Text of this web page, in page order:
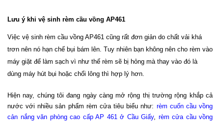
Lưu ý khi vệ sinh rèm cầu vồng AP461
Việc vệ sinh rèm cầu vồng AP461 cũng rất đơn giản do chất vải khá
trơn nên nó hạn chế bụi bám lên. Tuy nhiên bạn không nên cho rèm vào
máy giặt để làm sạch vì như thế rèm sẽ bị hỏng mà thay vào đó là
dùng máy hút bụi hoặc chổi lông thì hợp lý hơn.
Hiện nay, chúng tôi đang ngày càng mở rộng thị trường rộng khắp cả
nước với nhiều sản phẩm rèm cửa tiêu biểu như: rèm cuốn cầu vồng
cản nắng văn phòng cao cấp AP 461 ở Cầu Giấy, rèm cửa cầu vồng